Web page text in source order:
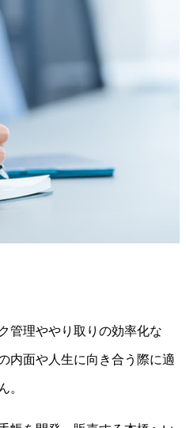
管理ややり取りの効率化な
内面や人生に向き合う際に適
。